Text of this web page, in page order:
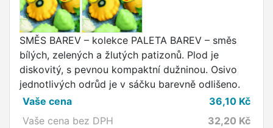
SMĚS BAREV – kolekce PALETA BAREV – směs
bílých, zelených a žlutých patizonů. Plod je
diskovitý, s pevnou kompaktní dužninou. Osivo
jednotlivých odrůd je v sáčku barevně odlišeno.
Vaše cena
36,10 Kč
Vaše cena bez DPH
32,20 Kč